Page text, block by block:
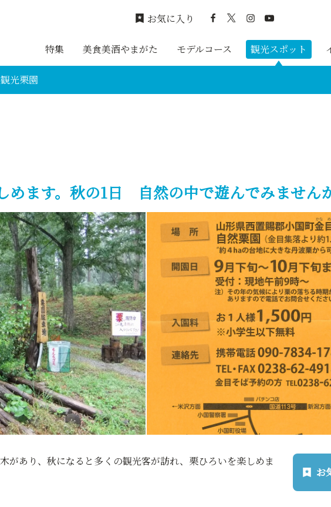
特集 美食美酒やまがた モデルコース 観光スポット
お気に入り
光栗園
めます。秋の1日 自然の中で遊んでみませ
があり、秋になると多くの観光客が訪れ、栗ひろいを楽しめま
お